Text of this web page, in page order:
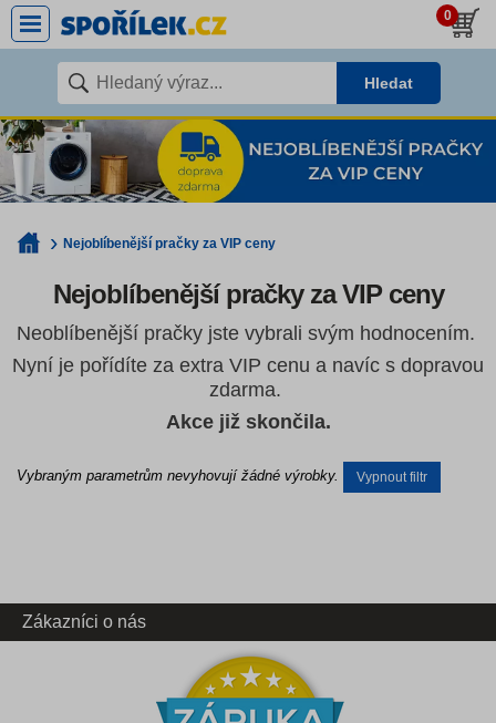
0
Hledat
Nejoblíbenější pračky za VIP ceny
Nejoblíbenější pračky za VIP ceny
Neoblíbenější pračky jste vybrali svým hodnocením.
Nyní je pořídíte za extra VIP cenu a navíc s dopravou
zdarma.
Akce již skončila.
Vybraným parametrům nevyhovují žádné výrobky. Vypnout filtr
Zákazníci o nás